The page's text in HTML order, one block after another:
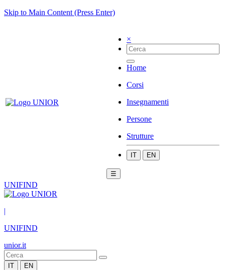
Skip to Main Content (Press Enter)
×
Home
Corsi
Insegnamenti
Persone
Strutture
IT EN
☰
UNIFIND
|
UNIFIND
unior.it
IT EN